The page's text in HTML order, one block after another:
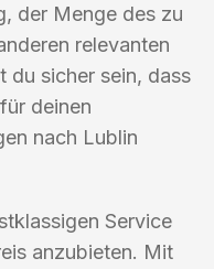
der Menge des zu
relevanten
du sicher sein, dass
deinen
nach Lublin
Service
anzubieten. Mit